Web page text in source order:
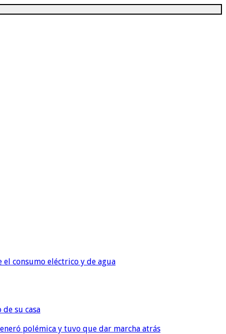
consumo eléctrico y de agua
su casa
polémica y tuvo que dar marcha atrás